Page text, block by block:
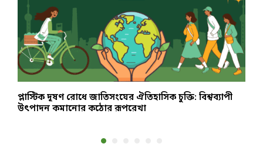
প্লাস্টিক দূষণ রোধে জাতিসংঘের ঐতিহাসিক চুক্তি: বিশ্বব্যাপী
উৎপাদন কমানোর কঠোর রূপরেখা